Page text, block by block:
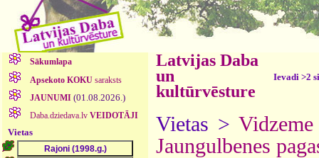
Sākumlapa
Apsekoto KOKUsaraksts
JAUNUMI (01.08.2026.)
Daba.dziedava.lv VEIDOTĀJI
Vietas
Latvijas Daba
un
kultūrvēsture
Ievadi >2
Vietas >Vidzeme
Jaungulbenes